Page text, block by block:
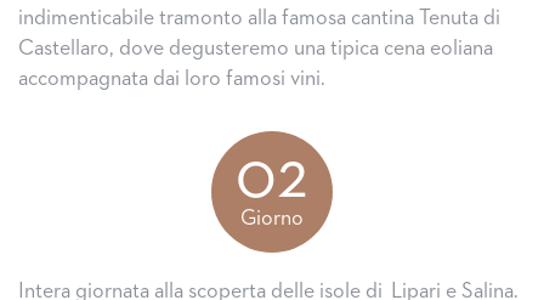
indimenticabile tramonto alla famosa cantina Tenuta di
Castellaro, dove degusteremo una tipica cena eoliana
accompagnata dai loro famosi vini.
02
Giorno
Intera giornata alla scoperta delle isole di Lipari e Salina.